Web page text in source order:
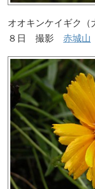
オオキンケイギク
８日 撮影 赤城山